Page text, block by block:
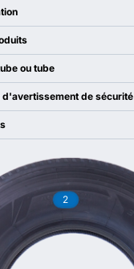
ou tube
d'avertissement de sécurité
2